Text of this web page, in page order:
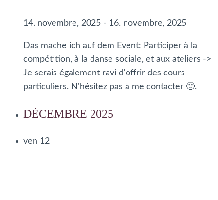
14. novembre, 2025 - 16. novembre, 2025
Das mache ich auf dem Event: Participer à la
compétition, à la danse sociale, et aux ateliers ->
Je serais également ravi d'offrir des cours
particuliers. N'hésitez pas à me contacter 🙂.
DÉCEMBRE 2025
ven 12